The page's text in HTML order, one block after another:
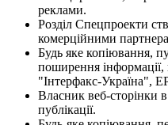
реклами.
Розділ Спецпроекти
комерційними
Будь яке копіювання,
поширення
"Інтерфакс-Україна",
Власник веб-сторінки
публікації.